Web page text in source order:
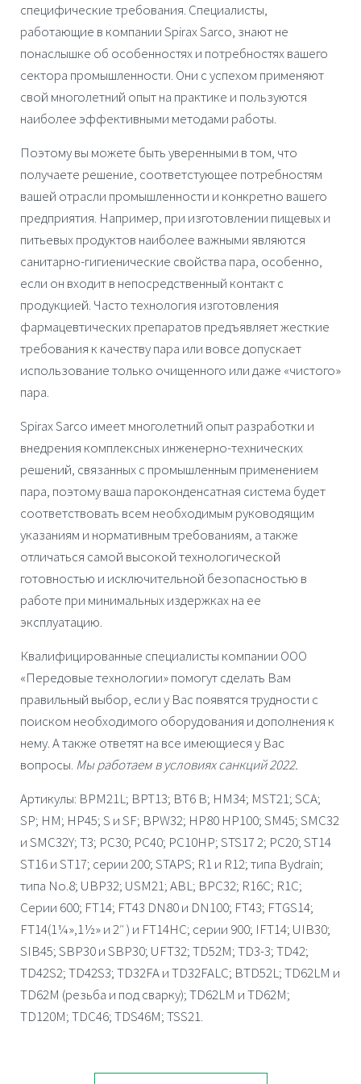
специфические требования. Специалисты,
работающие в компанииSpirax Sarco, знают не
понаслышке об особенностях и потребностях вашего
сектора промышленности. Они с успехом применяют
свой многолетний опыт на практике и пользуются
наиболее эффективными методами работы.
Поэтому вы можете быть уверенными в том, что
получаете решение, соответстующее потребностям
вашей отрасли промышленности и конкретно вашего
предприятия. Например, при изготовлении пищевых и
питьевых продуктов наиболее важными являются
санитарно-гигиенические свойства пара, особенно,
если он входит в непосредственный контакт с
продукцией. Часто технология изготовления
фармацевтических препаратов предъявляет жесткие
требования к качеству пара или вовсе допускает
использование только очищенного или даже «чистого»
пара.
Spirax Sarco имеет многолетний опыт разработки и
внедрения комплексных инженерно-технических
решений, связанных с промышленным применением
пара, поэтому ваша пароконденсатная система будет
соответствовать всем необходимым руководящим
указаниям и нормативным требованиям, а также
отличаться самой высокой технологической
готовностью и исключительной безопасностью в
работе при минимальных издержках на ее
эксплуатацию.
Квалифицированные специалисты компании ООО
«Передовые технологии»помогут сделать Вам
правильный выбор, если у Вас появятся трудности с
поиском необходимого оборудования и дополнения к
нему. А также ответят на все имеющиеся у Вас
вопросы. Мы работаем в условиях санкций 2022.
Артикулы: BPM21L; BPT13; BT6 B; HM34; MST21; SCA;
SP; НМ; HP45; S и SF; BPW32; HP80 HP100; SM45; SMC32
и SMC32Y; T3; PC30; PC40; PC10НР; STS17 2; PC20; ST14
ST16 и ST17; серии 200; STAPS; R1 и R12; типа Bydrain;
типа No.8; UBP32; USM21; ABL; BPC32; R16C; R1C;
Серии 600; FT14; FT43 DN80 и DN100; FT43; FTGS14;
FT14(1¼»,1½» и 2″ ) и FT14HC; серии 900; IFT14; UIB30;
SIB45; SBP30 и SBP30; UFT32; TD52М; TD3-3; TD42;
TD42S2; TD42S3; TD32FA и TD32FALC; BTD52L; TD62LМ и
TD62M (резьба и под сварку); TD62LМ и TD62M;
TD120М; TDC46; TDS46M; TSS21.